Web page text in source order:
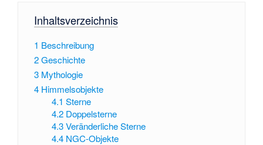
Inhaltsverzeichnis
1 Beschreibung
2Geschichte
3 Mythologie
4 Himmelsobjekte
4.1 Sterne
4.2 Doppelsterne
4.3 Veränderliche Sterne
4.4 NGC-Objekte